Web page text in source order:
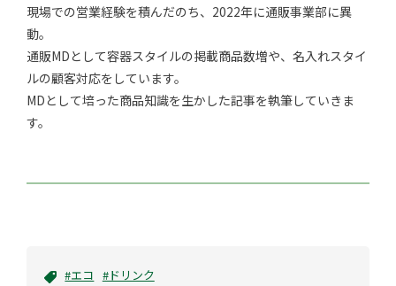
現場での営業経験を積んだのち、2022年に通販事業部に異
動。
通販MDとして容器スタイルの掲載商品数増や、名入れスタイ
ルの顧客対応をしています。
MDとして培った商品知識を生かした記事を執筆していきま
す。
#エコ #ドリンク